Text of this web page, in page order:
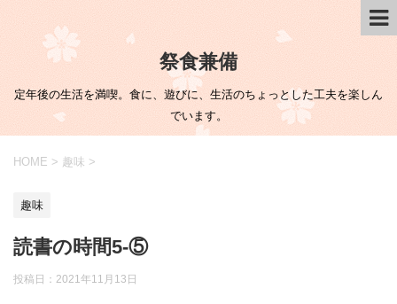
祭食兼備
定年後の生活を満喫。食に、遊びに、生活のちょっとした工夫を楽しん
でいます。
HOME > 趣味 >
趣味
読書の時間5-⑤
投稿日： 2021年11月13日